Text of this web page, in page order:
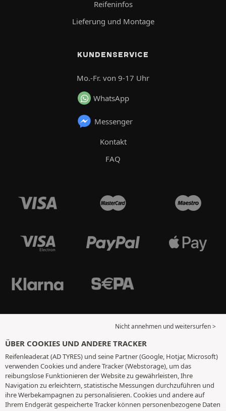
Reifeninfos
Lieferung und Montage
KUNDENSERVICE
Mo.-Fr. von 9-17 Uhr
WhatsApp
Messenger
Kontakt
FAQ
Nicht annehmen und weitersurfen >
ÜBER COOKIES UND ANDERE TRACKER
Reifenleader.at (AD TYRES) und seine Partner (Google, Hotjar, Microsoft)
verwenden Cookies und andere Tracker (Webstorage), um das
reibungslose Funktionieren der Website zu gewährleisten, Ihre
Navigation zu erleichtern, statistische Messungen durchzuführen und
ihre Werbekampagnen zu personalisieren. Cookies und andere auf
Ihrem Endgerät gespeicherte Tracker können personenbezogene Daten